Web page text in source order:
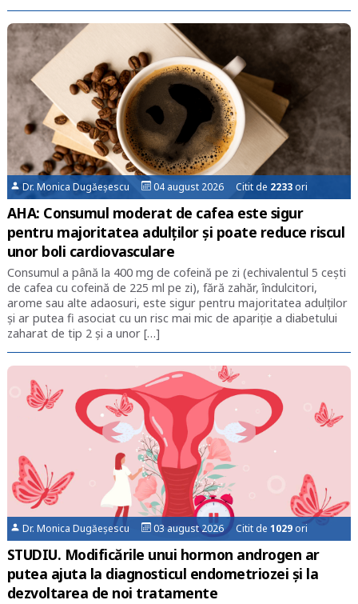
Dr. Monica Dugăeșescu 04 august 2026 Citit de 2233ori
AHA: Consumul moderat de cafea este sigur
pentru majoritatea adulților și poate reduce riscul
unor boli cardiovasculare
Consumul a până la 400 mg de cofeină pe zi (echivalentul 5 cești
de cafea cu cofeină de 225 ml pe zi), fără zahăr, îndulcitori,
arome sau alte adaosuri, este sigur pentru majoritatea adulților
și ar putea fi asociat cu un risc mai mic de apariție a diabetului
zaharat de tip 2 şi a unor […]
Dr. Monica Dugăeșescu 03 august 2026 Citit de1029 ori
STUDIU. Modificările unui hormon androgen ar
putea ajuta la diagnosticul endometriozei și la
dezvoltarea de noi tratamente